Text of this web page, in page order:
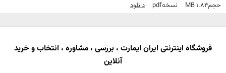
حجم1.84 MB نسخهPdf دانلود
فروشگاه اینترنتی ایران ایمارت ، بررسی ، مشاوره ، انتخاب و خرید
آنلاین